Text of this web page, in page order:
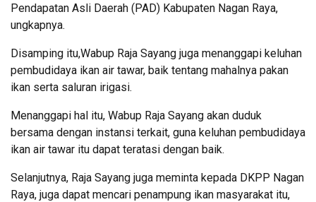
Pendapatan Asli Daerah (PAD) Kabupaten Nagan Raya,
ungkapnya.
Disamping itu,Wabup Raja Sayang juga menanggapi keluhan
pembudidaya ikan air tawar, baik tentang mahalnya pakan
ikan serta saluran irigasi.
Menanggapi hal itu, Wabup Raja Sayang akan duduk
bersama dengan instansi terkait, guna keluhan pembudidaya
ikan air tawar itu dapat teratasi dengan baik.
Selanjutnya, Raja Sayang juga meminta kepada DKPP Nagan
Raya, juga dapat mencari penampung ikan masyarakat itu,